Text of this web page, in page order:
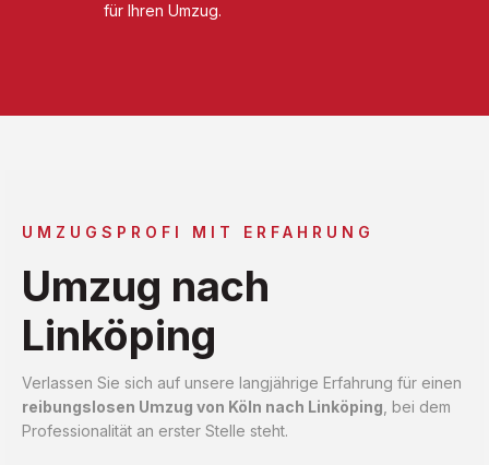
für Ihren Umzug.
UMZUGSPROFI MIT ERFAHRUNG
Umzug nach
Linköping
Verlassen Sie sich auf unsere langjährige Erfahrung für einen
reibungslosen Umzug von Köln nach Linköping , bei dem
Professionalität an erster Stelle steht.